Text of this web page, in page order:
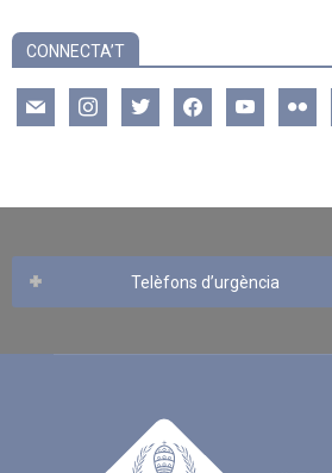
CONNECTA’T
mail instagramtwitter facebookyoutube flickr
Telèfons d’urgència